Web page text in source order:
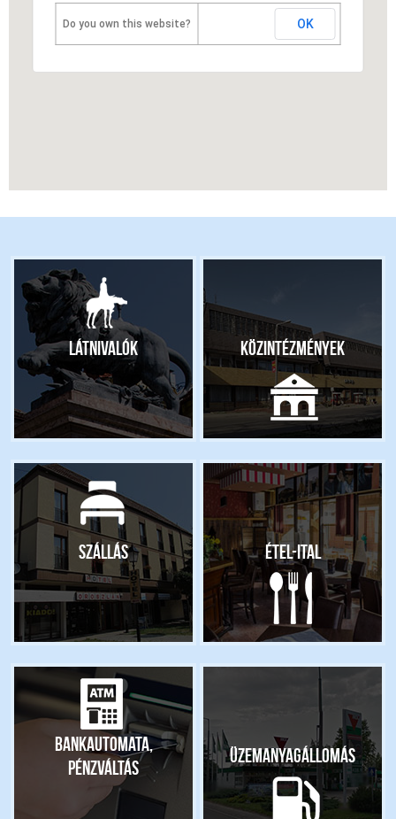
Do you own this website? OK
Látnivalók Közintézmények
Szállás Étel-ital
Bankautomata,
pénzváltás
Üzemanyagállomás